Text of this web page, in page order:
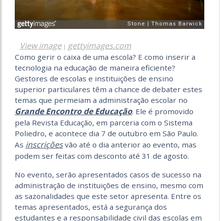
View image| gettyimages.com
Como gerir o caixa de uma escola? E como inserir a
tecnologia na educação de maneira eficiente?
Gestores de escolas e instituições de ensino
superior particulares têm a chance de debater estes
temas que permeiam a administração escolar no
Grande Encontro de Educação. Ele é promovido
pela Revista Educação, em parceria com o Sistema
Poliedro, e acontece dia 7 de outubro em São Paulo.
As inscriçõesvão até o dia anterior ao evento, mas
podem ser feitas com desconto até 31 de agosto.
No evento, serão apresentados casos de sucesso na
administração de instituições de ensino, mesmo com
as sazonalidades que este setor apresenta. Entre os
temas apresentados, está a segurança dos
estudantes e a responsabilidade civil das escolas em